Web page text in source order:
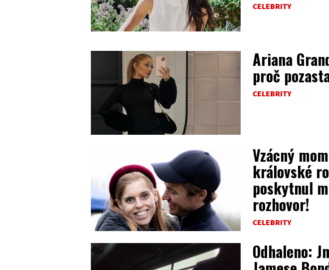
CELEBRITY
Ariana
proč
CELEBRITY
Vzácný
královské
poskytnul
rozhovor!
CELEBRITY
Odhaleno: